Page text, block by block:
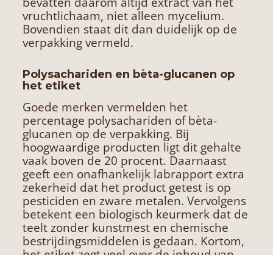
vruchtlichaam, niet alleen mycelium.
Bovendien staat dit dan duidelijk op de
verpakking vermeld.
Polysachariden en bèta-glucanen op
het etiket
Goede merken vermelden het
percentage polysachariden of bèta-
glucanen op de verpakking. Bij
hoogwaardige producten ligt dit gehalte
vaak boven de 20 procent. Daarnaast
geeft een onafhankelijk labrapport extra
zekerheid dat het product getest is op
pesticiden en zware metalen. Vervolgens
betekent een biologisch keurmerk dat de
teelt zonder kunstmest en chemische
bestrijdingsmiddelen is gedaan. Kortom,